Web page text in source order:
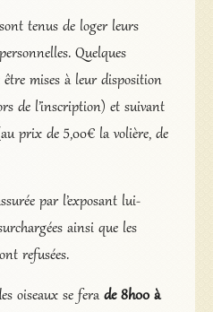
tenus de loger leurs
Quelques
mises à leur disposition
de l’inscription) et suivant
prix de 5,00€ la volière, de
par l’exposant lui-
ainsi que les
refusées.
oiseaux se ferade 8h00 à